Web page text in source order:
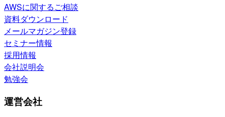
AWSに関するご相談
資料ダウンロード
メールマガジン登録
セミナー情報
採用情報
会社説明会
勉強会
運営会社